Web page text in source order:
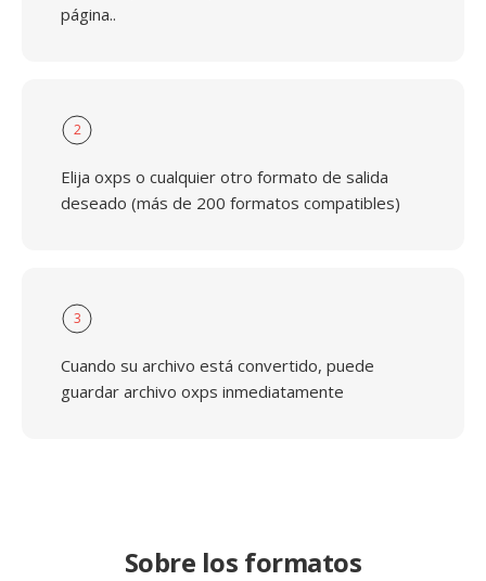
página..
2
Elija oxps o cualquier otro formato de salida
deseado (más de 200 formatos compatibles)
3
Cuando su archivo está convertido, puede
guardar archivo oxps inmediatamente
Sobre los formatos